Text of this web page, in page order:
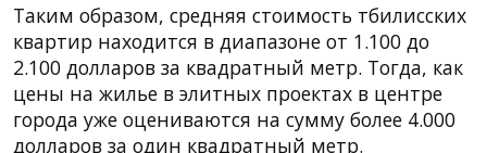
Таким образом, средняя стоимость тбилисских
квартир находится в диапазоне от 1.100 до
2.100 долларов за квадратный метр. Тогда, как
цены на жилье в элитных проектах в центре
города уже оцениваются на сумму более 4.000
долларов за один квадратный метр.